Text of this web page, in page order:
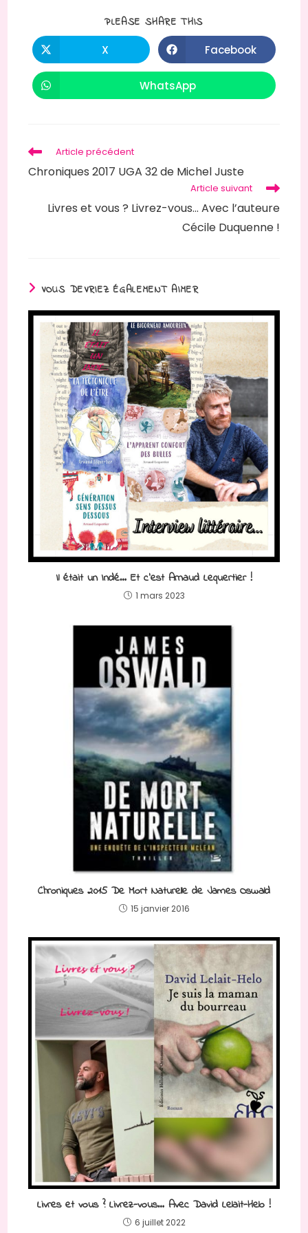
PLEASE SHARE THISPARTAGER
Ouvrir
dans
une
X Ouvrir
dans
une
Facebook
Ouvrir
dans
WhatsApp
Read
more
articles
Article précédent
Chroniques 2017 UGA 32 de Michel Juste
Article suivant
Livres et vous ? Livrez-vous… Avec l’auteure
Cécile Duquenne !
VOUS DEVRIEZ ÉGALEMENT AIMER
Il était un Indé… Et c’est Arnaud Lequertier !
1 mars 2023
Chroniques 2015 De Mort Naturelle de James Oswald
15 janvier 2016
Livres et vous ? Livrez-vous… Avec David Lelait-Helo !
6 juillet 2022